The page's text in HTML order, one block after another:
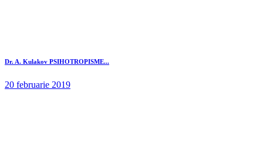
Dr. A. Kulakov PSIHOTROPISME...
20 februarie 2019